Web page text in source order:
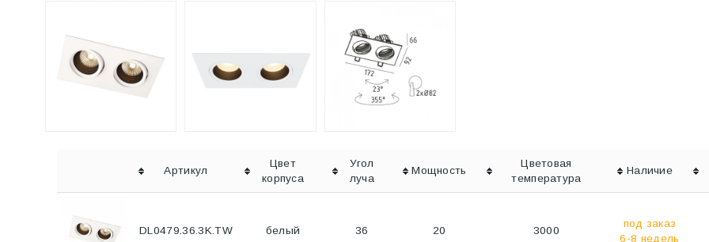
Артикул
Цвет
корпуса
Угол
луча
Мощность
Цветовая
температура
Наличие
DL0479.36.3K.TW белый 36 20 3000
под заказ
6-8 недель